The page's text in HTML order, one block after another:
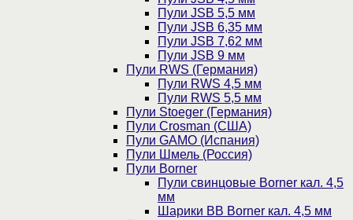
Пули JSB 5,5 мм
Пули JSB 6,35 мм
Пули JSB 7,62 мм
Пули JSB 9 мм
Пули RWS (Германия)
Пули RWS 4,5 мм
Пули RWS 5,5 мм
Пули Stoeger (Германия)
Пули Crosman (США)
Пули GAMO (Испания)
Пули Шмель (Россия)
Пули Borner
Пули свинцовые Borner кал. 4,5
мм
Шарики BB Borner кал. 4,5 мм